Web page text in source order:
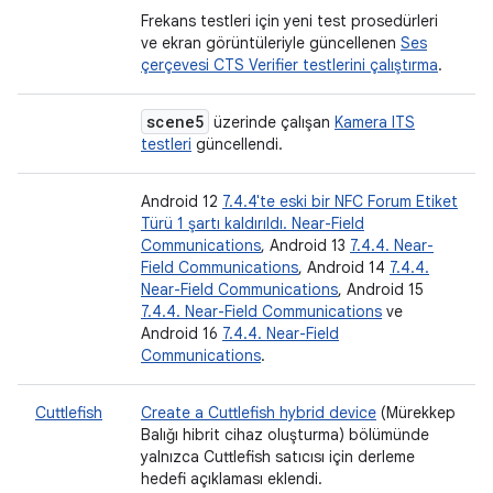
Frekans testleri için yeni test prosedürleri
ve ekran görüntüleriyle güncellenen Ses
çerçevesi CTS Verifier testlerini çalıştırma.
scene5 üzerinde çalışan Kamera ITS
testleri güncellendi.
Android 12 7.4.4'te eski bir NFC Forum Etiket
Türü 1 şartı kaldırıldı. Near-Field
Communications, Android 13 7.4.4. Near-
Field Communications, Android 14 7.4.4.
Near-Field Communications, Android 15
7.4.4. Near-Field Communications ve
Android 16 7.4.4. Near-Field
Communications.
Cuttlefish Create a Cuttlefish hybrid device (Mürekkep
Balığı hibrit cihaz oluşturma) bölümünde
yalnızca Cuttlefish satıcısı için derleme
hedefi açıklaması eklendi.